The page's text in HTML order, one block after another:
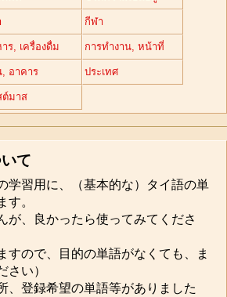
กีฬา
ร, เครื่องดื่ม การทำงาน, หน้าที่
อาคาร ประเทศ
ต์มาส
て
学習用に、（基本的な）タイ語の単
す。
が、良かったら使ってみてくださ
すので、目的の単語がなくても、ま
さい）
、登録希望の単語等がありました